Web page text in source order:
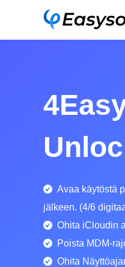
Avaa käytöstä
jälkeen. (4/6
Ohita iCloudin
Poista MDM-
Ohita